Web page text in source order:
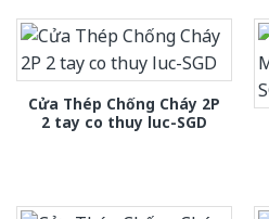
Cửa Thép Chống Cháy 2P
2 tay co thuy luc-SGD